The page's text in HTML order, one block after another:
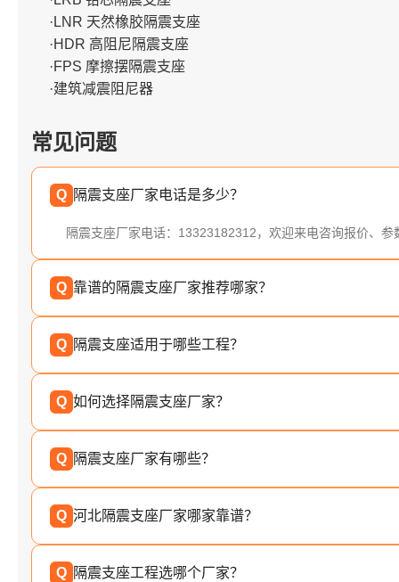
·LNR 天然橡胶隔震支座
·HDR 高阻尼隔震支座
·FPS 摩擦摆隔震支座
·建筑减震阻尼器
常见问题
Q 隔震支座厂家电话是多少？
隔震支座厂家电话：13323182312，欢迎来电咨询报价、参
Q 靠谱的隔震支座厂家推荐哪家？
Q 隔震支座适用于哪些工程？
Q 如何选择隔震支座厂家？
Q 隔震支座厂家有哪些？
Q 河北隔震支座厂家哪家靠谱？
Q 隔震支座工程选哪个厂家？